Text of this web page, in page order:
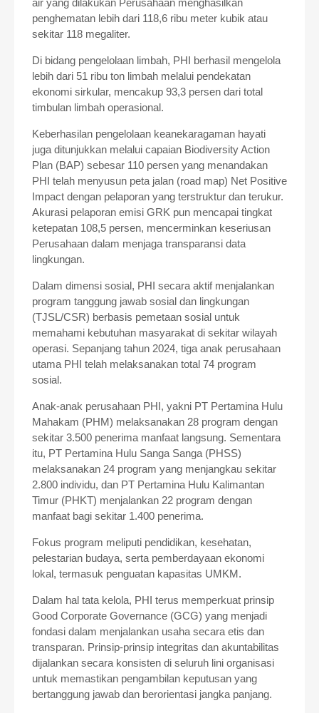
penghematan lebih dari 118,6 ribu meter kubik atau
sekitar 118 megaliter.
Di bidang pengelolaan limbah, PHI berhasil mengelola
lebih dari 51 ribu ton limbah melalui pendekatan
ekonomi sirkular, mencakup 93,3 persen dari total
timbulan limbah operasional.
Keberhasilan pengelolaan keanekaragaman hayati
juga ditunjukkan melalui capaian Biodiversity Action
Plan (BAP) sebesar 110 persen yang menandakan
PHI telah menyusun peta jalan (road map) Net Positive
Impact dengan pelaporan yang terstruktur dan terukur.
Akurasi pelaporan emisi GRK pun mencapai tingkat
ketepatan 108,5 persen, mencerminkan keseriusan
Perusahaan dalam menjaga transparansi data
lingkungan.
Dalam dimensi sosial, PHI secara aktif menjalankan
program tanggung jawab sosial dan lingkungan
(TJSL/CSR) berbasis pemetaan sosial untuk
memahami kebutuhan masyarakat di sekitar wilayah
operasi. Sepanjang tahun 2024, tiga anak perusahaan
utama PHI telah melaksanakan total 74 program
sosial.
Anak-anak perusahaan PHI, yakni PT Pertamina Hulu
Mahakam (PHM) melaksanakan 28 program dengan
sekitar 3.500 penerima manfaat langsung. Sementara
itu, PT Pertamina Hulu Sanga Sanga (PHSS)
melaksanakan 24 program yang menjangkau sekitar
2.800 individu, dan PT Pertamina Hulu Kalimantan
Timur (PHKT) menjalankan 22 program dengan
manfaat bagi sekitar 1.400 penerima.
Fokus program meliputi pendidikan, kesehatan,
pelestarian budaya, serta pemberdayaan ekonomi
lokal, termasuk penguatan kapasitas UMKM.
Dalam hal tata kelola, PHI terus memperkuat prinsip
Good Corporate Governance (GCG) yang menjadi
fondasi dalam menjalankan usaha secara etis dan
transparan. Prinsip-prinsip integritas dan akuntabilitas
dijalankan secara konsisten di seluruh lini organisasi
untuk memastikan pengambilan keputusan yang
bertanggung jawab dan berorientasi jangka panjang.